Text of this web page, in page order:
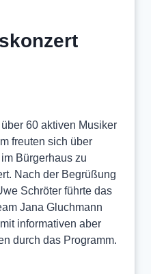
60 aktiven Musiker
freuten sich über
Bürgerhaus zu
Nach der Begrüßung
Schröter führte das
Jana Gluchmann
informativen aber
durch das Programm.